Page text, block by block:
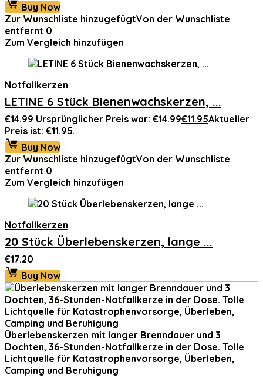
Buy Now
Zur Wunschliste hinzugefügtVon der Wunschliste
entfernt 0
Zum Vergleich hinzufügen
Notfallkerzen
LETINE 6 Stück Bienenwachskerzen, ...
€14.99 Ursprünglicher Preis war: €14.99€11.95Aktueller
Preis ist: €11.95.
Buy Now
Zur Wunschliste hinzugefügtVon der Wunschliste
entfernt 0
Zum Vergleich hinzufügen
Notfallkerzen
20 Stück Überlebenskerzen, lange ...
€17.20
Buy Now
Überlebenskerzen mit langer Brenndauer und 3
Dochten, 36-Stunden-Notfallkerze in der Dose. Tolle
Lichtquelle für Katastrophenvorsorge, Überleben,
Camping und Beruhigung